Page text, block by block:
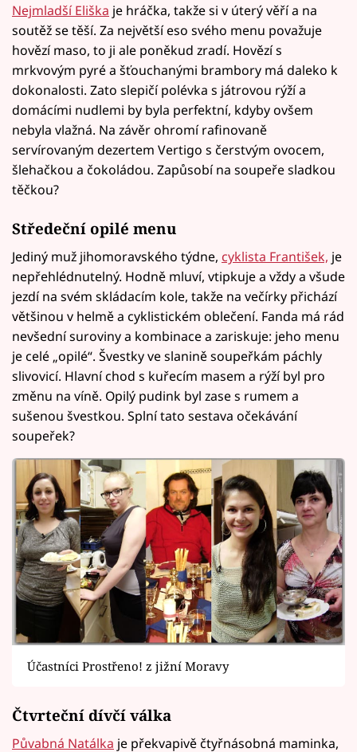
Nejmladší Eliška je hráčka, takže si v úterý věří a na
soutěž se těší. Za největší eso svého menu považuje
hovězí maso, to ji ale poněkud zradí. Hovězí s
mrkvovým pyré a šťouchanými brambory má daleko k
dokonalosti. Zato slepičí polévka s játrovou rýží a
domácími nudlemi by byla perfektní, kdyby ovšem
nebyla vlažná. Na závěr ohromí rafinovaně
servírovaným dezertem Vertigo s čerstvým ovocem,
šlehačkou a čokoládou. Zapůsobí na soupeře sladkou
těčkou?
Středeční opilé menu
Jediný muž jihomoravského týdne, cyklista František, je
nepřehlédnutelný. Hodně mluví, vtipkuje a vždy a všude
jezdí na svém skládacím kole, takže na večírky přichází
většinou v helmě a cyklistickém oblečení. Fanda má rád
nevšední suroviny a kombinace a zariskuje: jeho menu
je celé „opilé“. Švestky ve slanině soupeřkám páchly
slivovicí. Hlavní chod s kuřecím masem a rýží byl pro
změnu na víně. Opilý pudink byl zase s rumem a
sušenou švestkou. Splní tato sestava očekávání
soupeřek?
Účastníci Prostřeno! z jižní Moravy
Čtvrteční dívčí válka
Půvabná Natálka je překvapivě čtyřnásobná maminka,